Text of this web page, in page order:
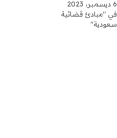
6 ديسمبر، 2023
في "مبادئ قضائية
سعودية"